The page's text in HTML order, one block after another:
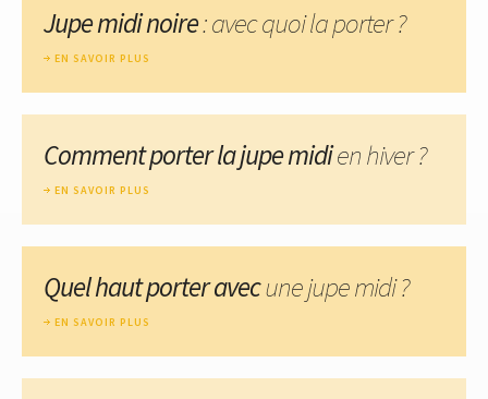
Jupe midi noire: avec quoi la porter ?
EN SAVOIR PLUS
Comment porter la jupe midien hiver ?
EN SAVOIR PLUS
Quel haut porter avecune jupe midi ?
EN SAVOIR PLUS